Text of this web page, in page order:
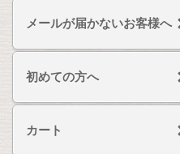
メールが届かないお客様へ
初めての方へ
カート